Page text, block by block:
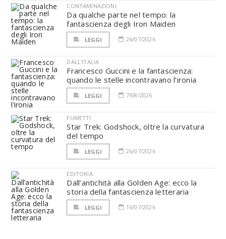
CONTAMINAZIONI
Da qualche parte nel tempo: la
fantascienza degli Iron Maiden
LEGGI 26/07/2026
DALL'ITALIA
Francesco Guccini e la fantascienza:
quando le stelle incontravano l’ironia
LEGGI 7/08/2026
FUMETTI
Star Trek: Godshock, oltre la curvatura
del tempo
LEGGI 26/07/2026
EDITORIA
Dall’antichità alla Golden Age: ecco la
storia della fantascienza letteraria
LEGGI 16/07/2026